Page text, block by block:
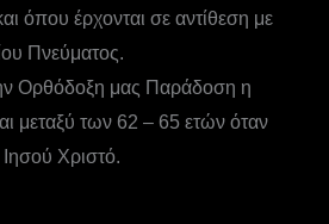
όπου έρχονται σε αντίθεση με
Πνεύματος.
Ορθόδοξη μας Παράδοση η
μεταξύ των 62 – 65 ετών όταν
Χριστό.